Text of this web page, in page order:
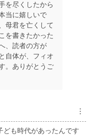
を尽くしたから
当に嬉しいで
母君を亡くして
を書きたかった
、読者の方が
自体が、フィオ
。ありがとうご
︙
ども時代があったんです